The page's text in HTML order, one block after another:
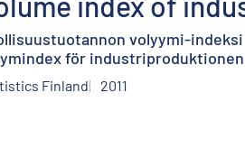
volyymi-indeksi
för industriproduktionen
Finland 2011